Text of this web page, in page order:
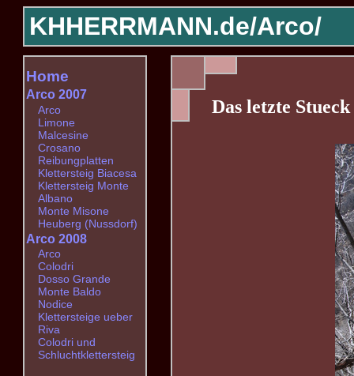
KHHERRMANN.de/Arco/
Das letzte Stueck
Home
Arco 2007
Arco
Limone
Malcesine
Crosano
Reibungplatten
Klettersteig Biacesa
Klettersteig Monte
Albano
Monte Misone
Heuberg (Nussdorf)
Arco 2008
Arco
Colodri
Dosso Grande
Monte Baldo
Nodice
Klettersteige ueber
Riva
Colodri und
Schluchtklettersteig